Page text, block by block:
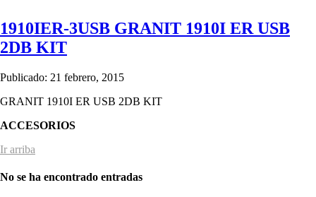
1910IER-3USB GRANIT 1910I ER USB
2DB KIT
Publicado: 21 febrero, 2015
GRANIT 1910I ER USB 2DB KIT
ACCESORIOS
Ir arriba
No se ha encontrado entradas